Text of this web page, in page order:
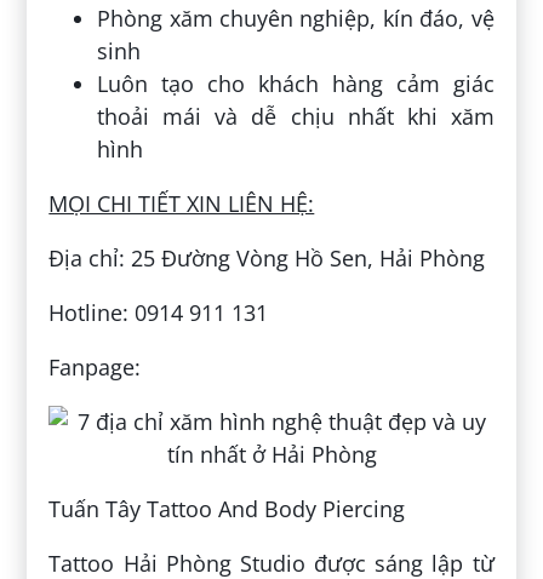
Phòng xăm chuyên nghiệp, kín đáo, vệ
sinh
Luôn tạo cho khách hàng cảm giác
thoải mái và dễ chịu nhất khi xăm
hình
MỌI CHI TIẾT XIN LIÊN HỆ:
Địa chỉ: 25 Đường Vòng Hồ Sen, Hải Phòng
Hotline: 0914 911 131
Fanpage:
Tuấn Tây Tattoo And Body Piercing
Tattoo Hải Phòng Studio được sáng lập từ